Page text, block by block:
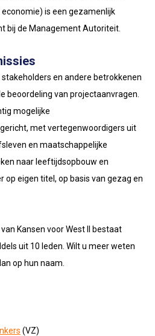
is een gezamenlijk
bij de Management Autoriteit.
en andere betrokkenen
beoordeling van projectaanvragen.
mogelijke
met vertegenwoordigers uit
en maatschappelijke
naar leeftijdsopbouw en
op eigen titel, op basis van gezag en
Kansen voor West II bestaat
uit 10 leden. Wilt u meer weten
op hun naam.
(VZ)